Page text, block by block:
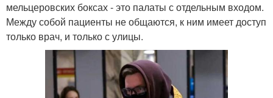
мельцеровских боксах - это палаты с отдельным входом.
Между собой пациенты не общаются, к ним имеет доступ
только врач, и только с улицы.